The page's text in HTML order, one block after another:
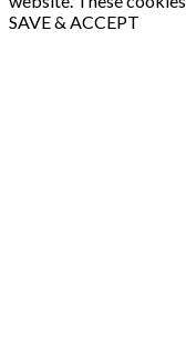
SAVE & ACCEPT